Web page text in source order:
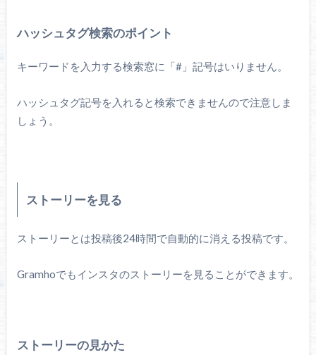
ハッシュタグ検索のポイント
キーワードを入力する検索窓に「#」記号はいりません。
ハッシュタグ記号を入れると検索できませんので注意しま
しょう。
ストーリーを見る
ストーリーとは投稿後24時間で自動的に消える投稿です。
Gramhoでもインスタのストーリーを見ることができます。
ストーリーの見かた